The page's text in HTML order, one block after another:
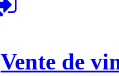
Vente de